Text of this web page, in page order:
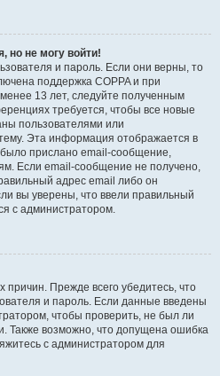
но не могу войти!
и пароль. Если они верны, то
поддержка COPPA и при
13 лет, следуйте полученным
требуется, чтобы все новые
пользователями или
Эта информация отображается в
прислано email-сообщение,
Если email-сообщение не получено,
адрес email либо он
вы уверены, что ввели правильный
с администратором.
причин. Прежде всего убедитесь, что
и пароль. Если данные введены
чтобы проверить, не был ли
Также возможно, что допущена ошибка
с администратором для